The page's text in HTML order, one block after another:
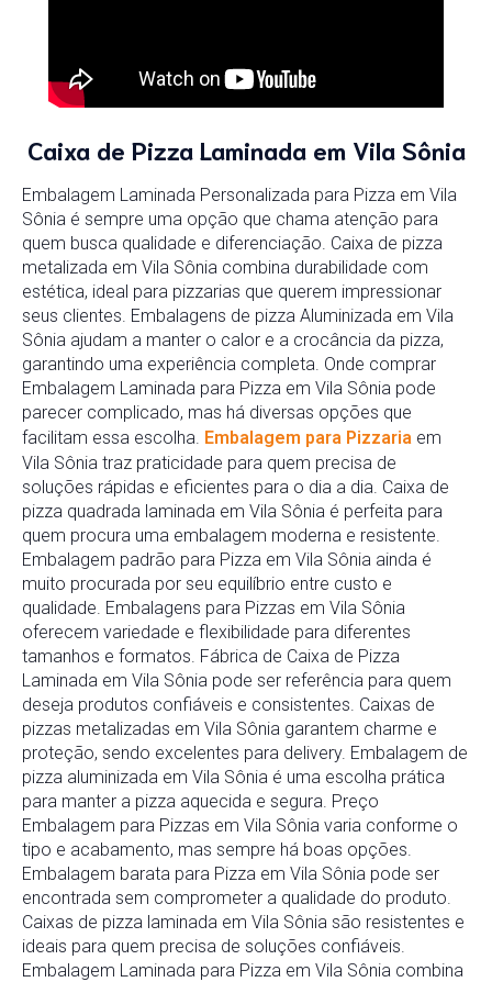
Caixa de Pizza Laminada em Vila Sônia
Embalagem Laminada Personalizada para Pizza em Vila
Sônia é sempre uma opção que chama atenção para
quem busca qualidade e diferenciação. Caixa de pizza
metalizada em Vila Sônia combina durabilidade com
estética, ideal para pizzarias que querem impressionar
seus clientes. Embalagens de pizza Aluminizada em Vila
Sônia ajudam a manter o calor e a crocância da pizza,
garantindo uma experiência completa. Onde comprar
Embalagem Laminada para Pizza em Vila Sônia pode
parecer complicado, mas há diversas opções que
facilitam essa escolha. Embalagem para Pizzaria em
Vila Sônia traz praticidade para quem precisa de
soluções rápidas e eficientes para o dia a dia. Caixa de
pizza quadrada laminada em Vila Sônia é perfeita para
quem procura uma embalagem moderna e resistente.
Embalagem padrão para Pizza em Vila Sônia ainda é
muito procurada por seu equilíbrio entre custo e
qualidade. Embalagens para Pizzas em Vila Sônia
oferecem variedade e flexibilidade para diferentes
tamanhos e formatos. Fábrica de Caixa de Pizza
Laminada em Vila Sônia pode ser referência para quem
deseja produtos confiáveis e consistentes. Caixas de
pizzas metalizadas em Vila Sônia garantem charme e
proteção, sendo excelentes para delivery. Embalagem de
pizza aluminizada em Vila Sônia é uma escolha prática
para manter a pizza aquecida e segura. Preço
Embalagem para Pizzas em Vila Sônia varia conforme o
tipo e acabamento, mas sempre há boas opções.
Embalagem barata para Pizza em Vila Sônia pode ser
encontrada sem comprometer a qualidade do produto.
Caixas de pizza laminada em Vila Sônia são resistentes e
ideais para quem precisa de soluções confiáveis.
Embalagem Laminada para Pizza em Vila Sônia combina